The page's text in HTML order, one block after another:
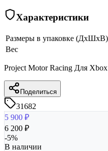
Характеристики
Размеры в упаковке (ДхШхВ)
Вес
Project Motor Racing Для
Поделиться
31682
5 900 ₽
6 200 ₽
-5%
В наличии